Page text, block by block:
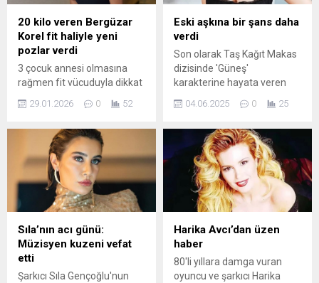
20 kilo veren Bergüzar
Korel fit haliyle yeni
pozlar verdi
3 çocuk annesi olmasına
rağmen fit vücuduyla dikkat
sosyal medya hesabında
gündem oldu.
29.01.2026 0 52
Eski aşkına bir şans daha
verdi
Son olarak Taş Kağıt Makas
dizisinde 'Güneş'
karakterine hayata veren
Doğandemir özel hayatıyla
ismin adı meslektaşı Yusuf
Çim ile anılmıştı. Söz konusu
iddianın doğru olmadığı
ortaya çıktı
04.06.2025 0 25
Sıla’nın acı günü:
Müzisyen kuzeni vefat
etti
Şarkıcı Sıla Gençoğlu'nun
Harika Avcı’dan üzen
haber
80'li yıllara damga vuran
oyuncu ve şarkıcı Harika